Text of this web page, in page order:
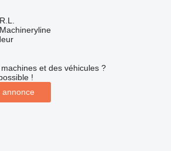
et des véhicules ?
!
annonce